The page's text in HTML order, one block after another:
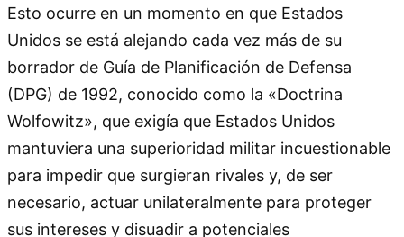
Esto ocurre en un momento en que Estados
Unidos se está alejando cada vez más de su
borrador de Guía de Planificación de Defensa
(DPG) de 1992, conocido como la «Doctrina
Wolfowitz», que exigía que Estados Unidos
mantuviera una superioridad militar incuestionable
para impedir que surgieran rivales y, de ser
necesario, actuar unilateralmente para proteger
sus intereses y disuadir a potenciales